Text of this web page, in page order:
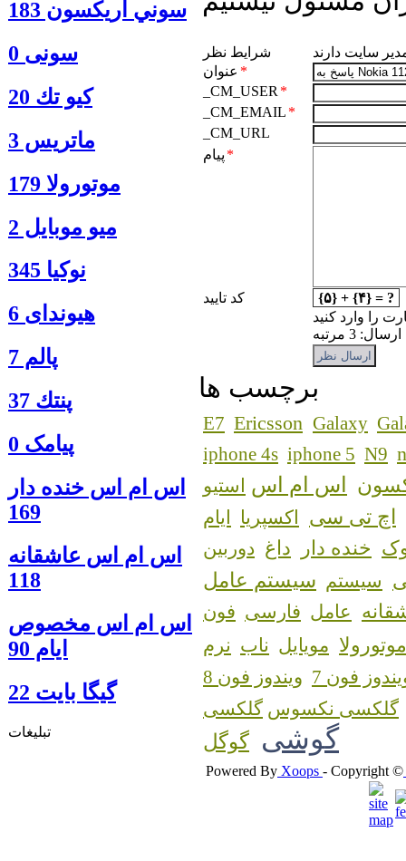
سوني اريكسون 183
سونی 0
كيو تك 20
ماتريس 3
موتورولا 179
ميو موبايل 2
نوكيا 345
هیوندای 6
پالم 7
پنتك 37
پیامک 0
اس ام اس خنده دار
169
اس ام اس عاشقانه
118
اس ام اس مخصوص
ایام 90
گيگا بايت 22
تبلیغات
شرایط نظر
سایت دارند
عنوان *
_CM_USER *
_CM_EMAIL *
_CM_URL
پیام *
کد تایید
{۵} + {۴} = ?
را وارد کنید
3 مرتبه
برچسب ها
E7 Ericsson Galaxy
iphone 4s iphone 5 N9
اس ام اس استیو
اچ تی سی اکسپریا ایام
خنده دار داغ دوربین
سیستم سیستم عامل
عامل فارسی فون
موتورولا مویایل ناب نرم
فون 7
ویندوز فون 8
گلکسی نکسوس
گوشی گوگل
Powered By Xoops - Copyright ©